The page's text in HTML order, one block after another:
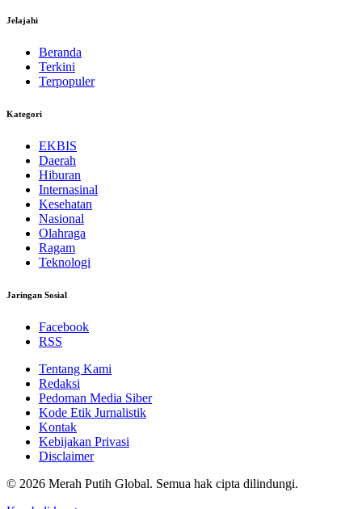
Jelajahi
Beranda
Terkini
Terpopuler
Kategori
EKBIS
Daerah
Hiburan
Internasinal
Kesehatan
Nasional
Olahraga
Ragam
Teknologi
Jaringan Sosial
Facebook
RSS
Tentang Kami
Redaksi
Pedoman Media Siber
Kode Etik Jurnalistik
Kontak
Kebijakan Privasi
Disclaimer
© 2026 Merah Putih Global. Semua hak cipta dilindungi.